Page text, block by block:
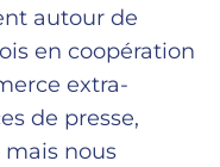
autour de
en coopération
extra-
de presse,
mais nous